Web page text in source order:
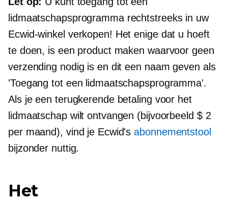
lidmaatschapsprogramma rechtstreeks in uw
Ecwid-winkel verkopen! Het enige dat u hoeft
te doen, is een product maken waarvoor geen
verzending nodig is en dit een naam geven als
'Toegang tot een lidmaatschapsprogramma'.
Als je een terugkerende betaling voor het
lidmaatschap wilt ontvangen (bijvoorbeeld $ 2
per maand), vind je Ecwid'sabonnementstool
bijzonder nuttig.
Het